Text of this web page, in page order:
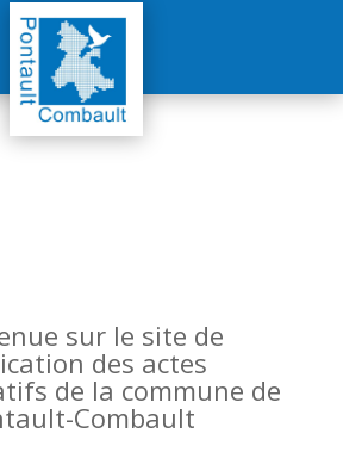
sur le site de
des actes
de la commune de
Combault